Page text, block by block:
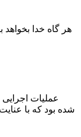
هر گاه خدا بخواهد
شده بود که با